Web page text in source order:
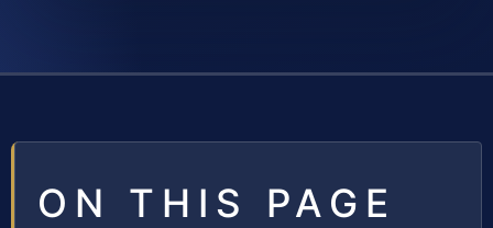
ON THIS PAGE